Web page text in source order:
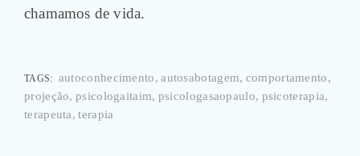
chamamos de vida.
TAGS: autoconhecimento autosabotagem comportamento
projeção psicologaitaim psicologasaopaulo psicoterapia
terapeuta terapia